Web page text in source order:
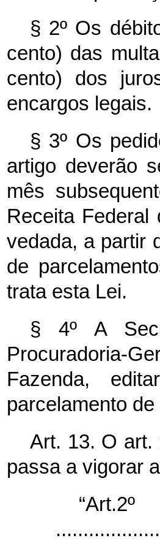
§ 2º Os
cento) das
cento) dos
encargos legais.
§ 3º Os
artigo deverão
mês
Receita Federal
vedada, a partir
de
trata esta Lei.
§ 4º A
Procuradoria-
Fazenda,
parcelamento
Art. 13. O art.
passa a vigorar
“Art.2º